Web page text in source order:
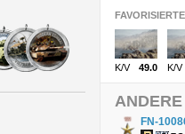
K/V 49.0 K/V
FN-